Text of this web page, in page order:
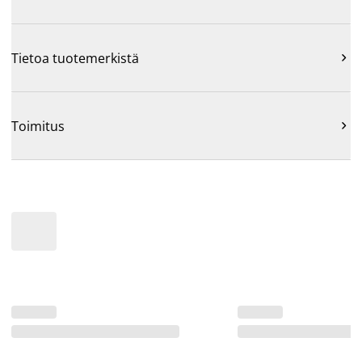
Tietoa tuotemerkistä 
Toimitus 